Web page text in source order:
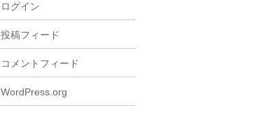
ログイン
投稿フィード
コメントフィード
WordPress.org